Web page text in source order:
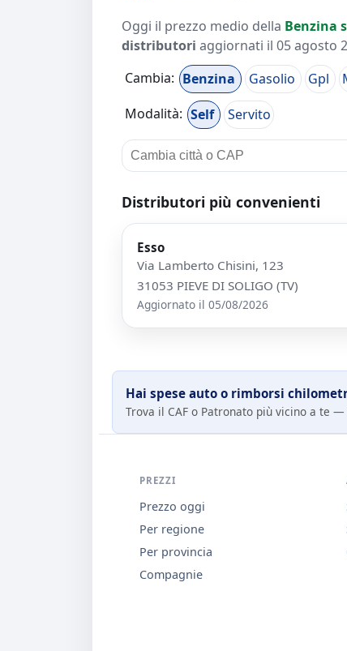
Oggi il prezzo medio della Benzina
distributori aggiornati il 05 agosto
Cambia: Benzina Gasolio Gpl
Modalità: Self Servito
Distributori più convenienti
Esso
Via Lamberto Chisini, 123
31053 PIEVE DI SOLIGO (TV)
Aggiornato il 05/08/2026
Hai spese auto o rimborsi
Trova il CAF o Patronato più vicino a te
PREZZI
Prezzo oggi
Per regione
Per provincia
Compagnie